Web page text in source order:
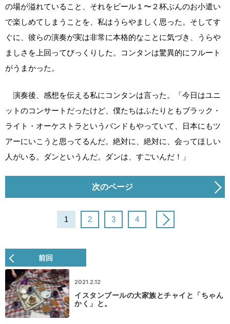
の場が溢れていること、それをビール１〜２杯ぶんのお小遣い
で楽しめてしまうことを、私はうらやましく思った。そしてす
ぐに、彼らの演奏が実は非常に本格的なことに気づき、うらや
ましさを上回ってびっくりした。コンタンは驚異的にフルート
がうまかった。
演奏後、感想を伝える私にコンタンは言った。「今日はユニ
ットのコンサートだったけど、僕たちはふたりともブラック・
ライト・オーケストラというバンドもやっていて、日本にもツ
アーにいこうと思ってるんだ。絶対に、絶対に、会ってほしい
人がいる。ダンというんだ。ダンは、すごいんだ！」
次のページ
1 2 3 4
前回
2021.2.12
イスタンブールの大家族とチャイと「ちゃん
かく」と。